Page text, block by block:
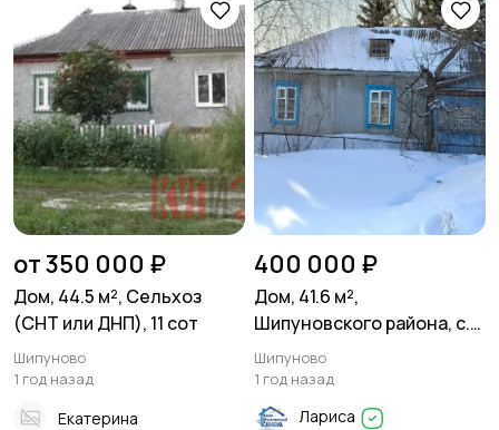
от 350 000 ₽
Дом, 44.5 м², Сельхоз
(СНТ или ДНП), 11 сот
Шипуново
1 год назад
Екатерина
400 000 ₽
Дом, 41.6 м²,
Шипуновского района, с.
Нечунаево Поселения
(ИЖС), 9 сот
Шипуново
1 год назад
Лариса